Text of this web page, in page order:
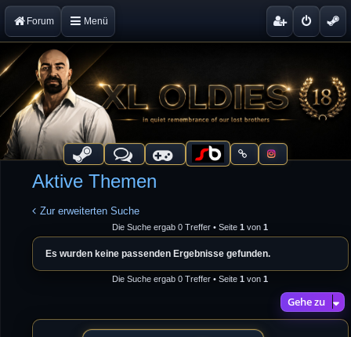
Forum Menü
Aktive Themen
Zur erweiterten Suche
Die Suche ergab 0 Treffer • Seite1 von1
Es wurden keine passenden Ergebnisse gefunden.
Die Suche ergab 0 Treffer • Seite1 von1
Gehe zu